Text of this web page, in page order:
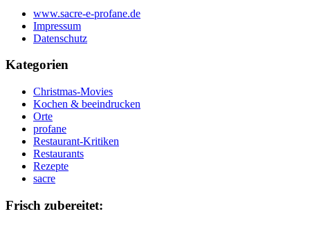
www.sacre-e-profane.de
Impressum
Datenschutz
Kategorien
Christmas-Movies
Kochen & beeindrucken
Orte
profane
Restaurant-Kritiken
Restaurants
Rezepte
sacre
Frisch zubereitet: